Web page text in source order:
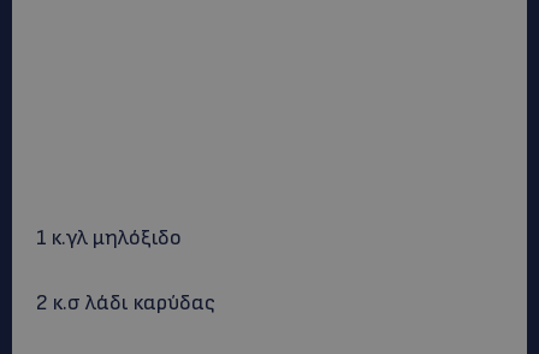
1 κ.γλ μηλόξιδο
2 κ.σ λάδι καρύδας